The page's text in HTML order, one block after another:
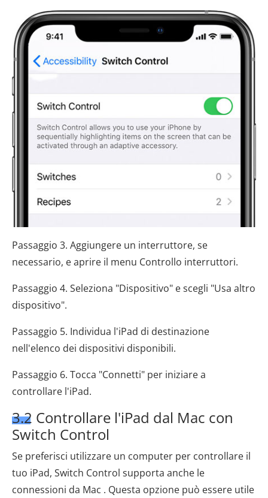
Passaggio 3. Aggiungere un interruttore, se
necessario, e aprire il menu Controllo interruttori.
Passaggio 4. Seleziona "Dispositivo" e scegli "Usa altro
dispositivo".
Passaggio 5. Individua l'iPad di destinazione
nell'elenco dei dispositivi disponibili.
Passaggio 6. Tocca "Connetti" per iniziare a
controllare l'iPad.
3.2 Controllare l'iPad dal Mac con
Switch Control
Se preferisci utilizzare un computer per controllare il
tuo iPad, Switch Control supporta anche le
connessioni da Mac . Questa opzione può essere utile